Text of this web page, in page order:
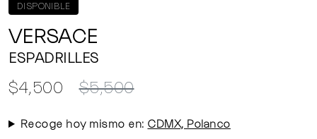
DISPONIBLE
VERSACE
ESPADRILLES
$4,500 $5,500
Recoge hoy mismo en: CDMX, Polanco